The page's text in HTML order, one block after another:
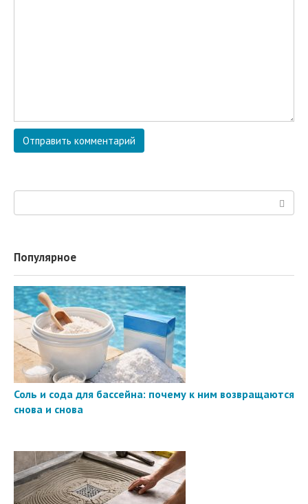
Популярное
Соль и сода для бассейна: почему к ним возвращаются
снова и снова